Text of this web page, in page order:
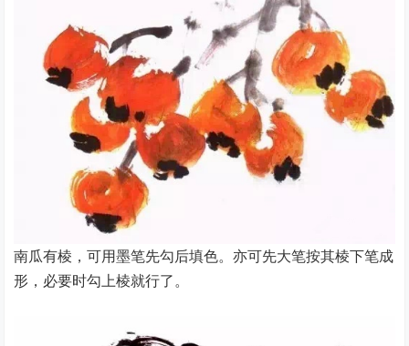
南瓜有棱，可用墨笔先勾后填色。亦可先大笔按其棱下笔成
形，必要时勾上棱就行了。